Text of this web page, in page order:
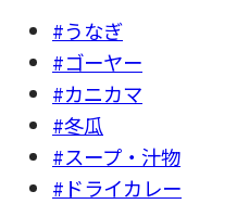
#うなぎ
#ゴーヤー
#カニカマ
#冬瓜
#スープ・汁物
#ドライカレー